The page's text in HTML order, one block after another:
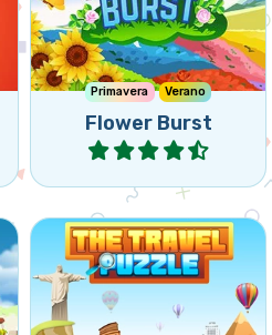
Primavera Verano
Flower Burst
Jugar
Travel around the world
and remove all bricks.